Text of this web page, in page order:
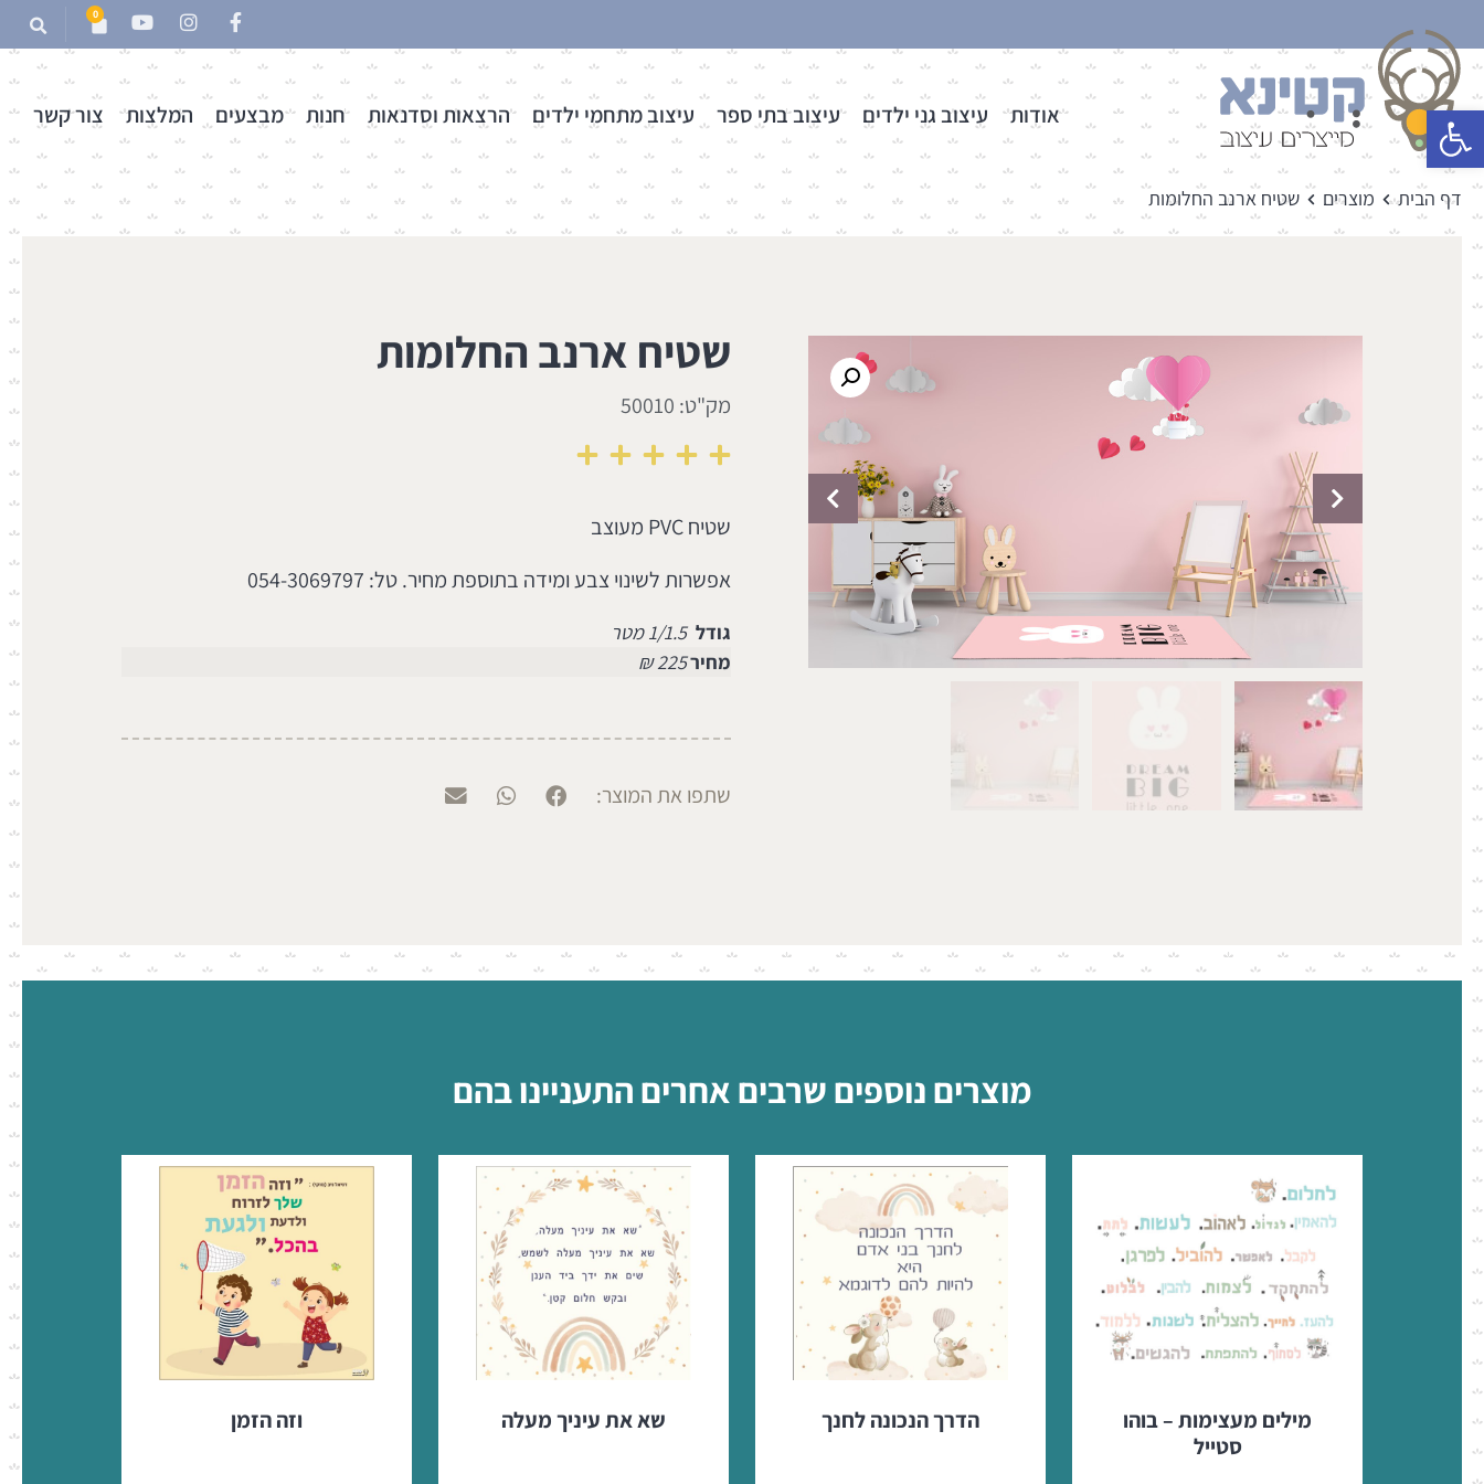
פתח סרגל נגישות
0
אודות עיצוב גני ילדים עיצוב בתי ספר עיצוב מתחמי ילדים הרצאות וסדנאות חנות מבצעים המלצות צור קשר
דף הבית מוצרים שטיח ארנב החלומות
שטיח ארנב החלומות
מק"ט: 50010
שטיח PVC מעוצב
אפשרות לשינוי צבע ומידה בתוספת מחיר. טל: 054-3069797
גודל 1/1.5 מטר
מחיר225 ₪
שתפו את המוצר:
מוצרים נוספים שרבים אחרים התעניינו בהם
מילים מעצימות – בוהו
סטייל
הדרך הנכונה לחנך שא את עיניך מעלה וזה הזמן